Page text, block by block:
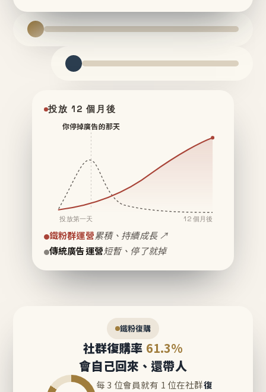
投放 12 個月後
你停掉廣告的那天
投放第一天 12 個月後
鐵粉群運營累積、持續成長 ↗
傳統廣告運營短暫、停了就掉
鐵粉復購
社群復購率 61.3%
會自己回來、還帶人
每 3 位會員就有 1 位在社群復